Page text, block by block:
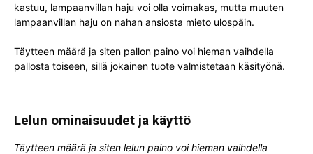
kastuu, lampaanvillan haju voi olla voimakas, mutta muuten
lampaanvillan haju on nahan ansiosta mieto ulospäin.
Täytteen määrä ja siten pallon paino voi hieman vaihdella
pallosta toiseen, sillä jokainen tuote valmistetaan käsityönä.
Lelun ominaisuudet ja käyttö
Täytteen määrä ja siten lelun paino voi hieman vaihdella